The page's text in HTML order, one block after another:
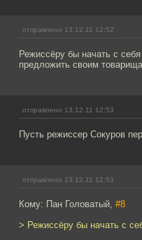
отправлено 13.12.11 12:52
Режиссёру бы начать с
предложить своим
отправлено 13.12.11 12:53
Пусть режиссер Сокуров
отправлено 13.12.11 12:53
Кому: Пан Головатый, #8
> Режиссёру бы начать с